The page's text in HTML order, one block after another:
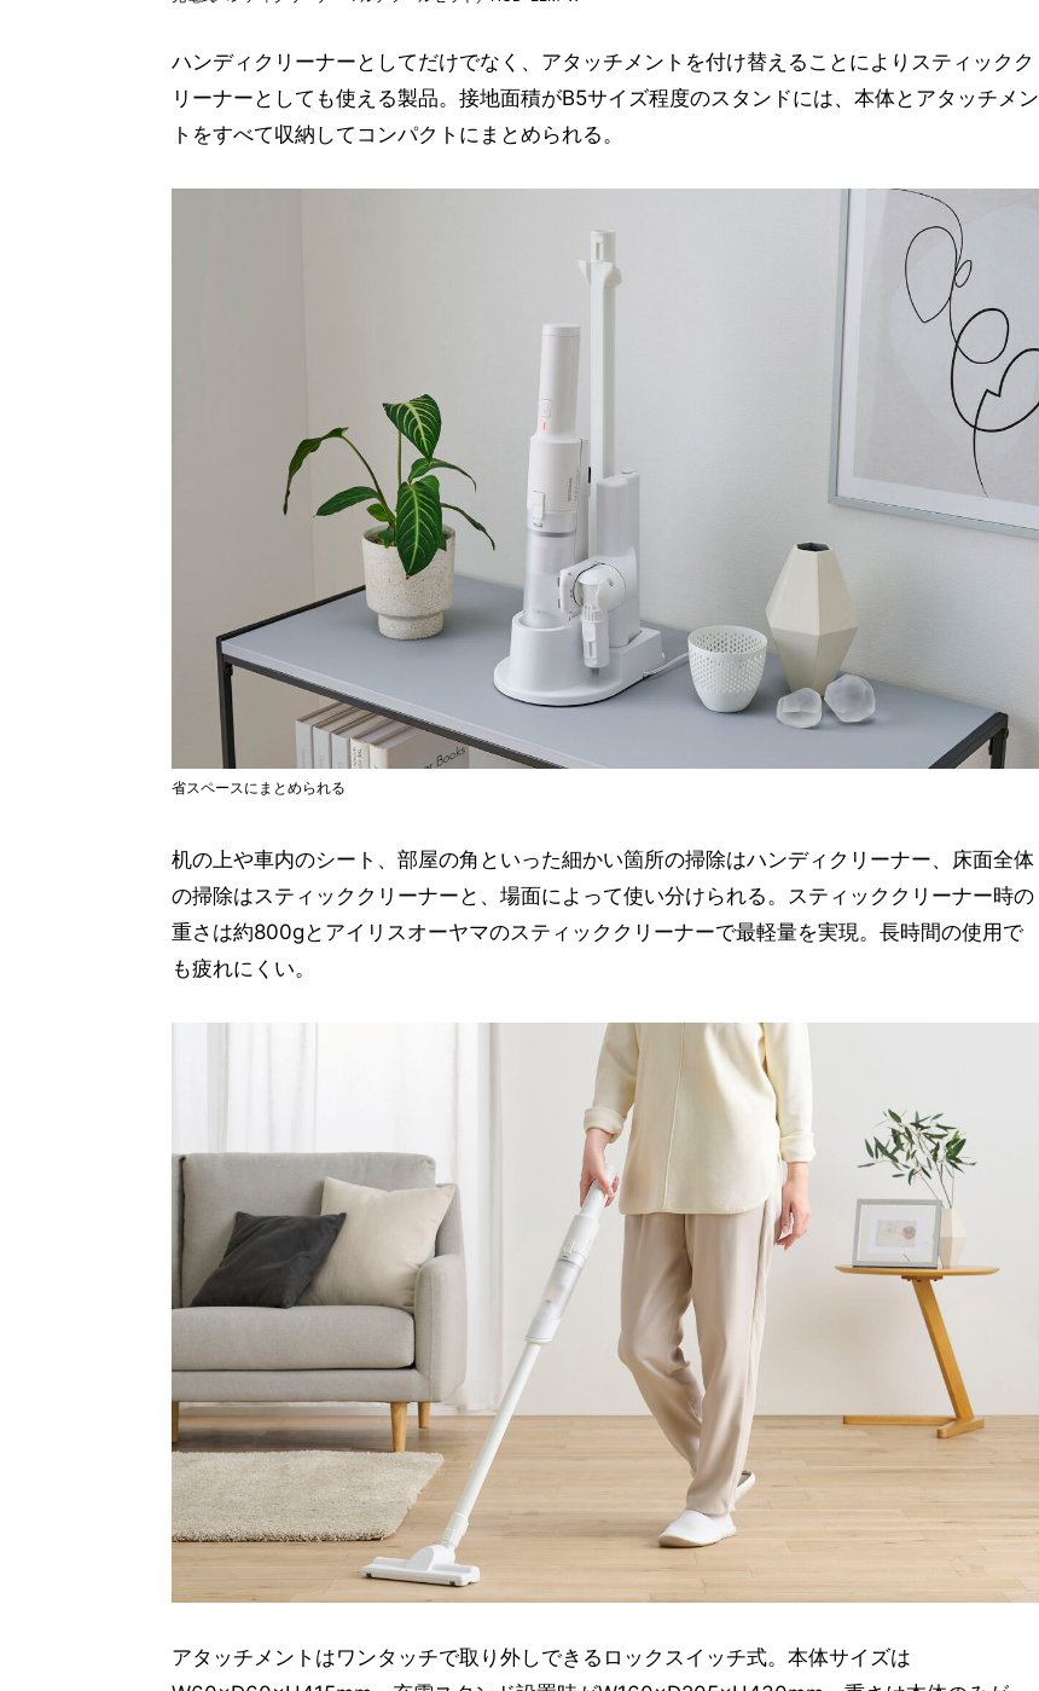
ハンディクリーナーとしてだけでなく、アタッチメントを付け替えることによりスティックク
リーナーとしても使える製品。接地面積がB5サイズ程度のスタンドには、本体とアタッチメン
トをすべて収納してコンパクトにまとめられる。
省スペースにまとめられる
机の上や車内のシート、部屋の角といった細かい箇所の掃除はハンディクリーナー、床面全体
の掃除はスティッククリーナーと、場面によって使い分けられる。スティッククリーナー時の
重さは約800gとアイリスオーヤマのスティッククリーナーで最軽量を実現。長時間の使用で
も疲れにくい。
アタッチメントはワンタッチで取り外しできるロックスイッチ式。本体サイズは